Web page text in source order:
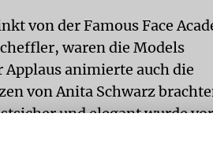
von der Famous Face
waren die Models
animierte auch die
von Anita Schwarz
und elegant wurde